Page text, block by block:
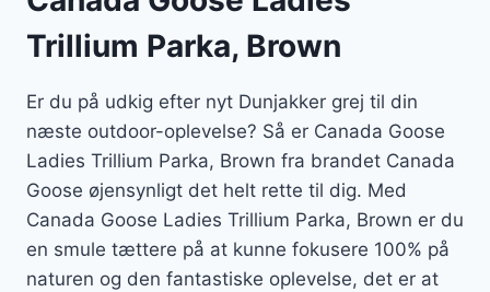
Trillium Parka, Brown
Er du på udkig efter nyt Dunjakker grej til din
næste outdoor-oplevelse? Så er Canada Goose
Ladies Trillium Parka, Brown fra brandet Canada
Goose øjensynligt det helt rette til dig. Med
Canada Goose Ladies Trillium Parka, Brown er du
en smule tættere på at kunne fokusere 100% på
naturen og den fantastiske oplevelse, det er at